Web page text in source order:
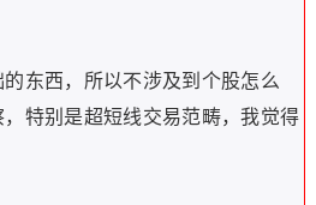
东西，所以不涉及到个股怎么
特别是超短线交易范畴，我觉得